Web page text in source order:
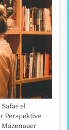
el
Perspektive